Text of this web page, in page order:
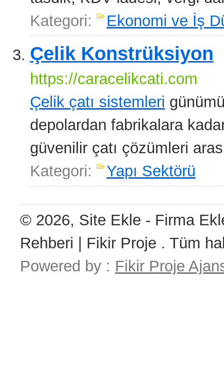
Kategori:
Ekonomi ve İş
Çelik Konstrüksiyon
https://caracelikcati.com
Çelik çatı sistemleri
depolardan fabrikalara
güvenilir çatı çözümleri
Kategori:
Yapı Sektörü
© 2026, Site Ekle - Firma
Rehberi | Fikir Proje . Tüm
Powered by : Fikir Proje